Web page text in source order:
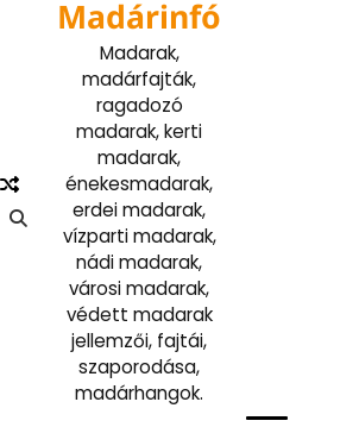
Madárinfó
Madarak,
madárfajták,
ragadozó
madarak, kerti
madarak,
énekesmadarak,
erdei madarak,
vízparti madarak,
nádi madarak,
városi madarak,
védett madarak
jellemzői, fajtái,
szaporodása,
madárhangok.